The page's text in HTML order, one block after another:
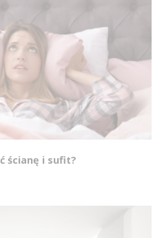
ścianę i sufit?